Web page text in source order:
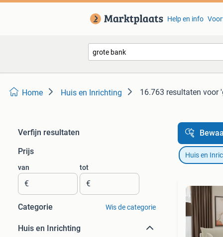
Help en info
Home Huis en Inrichting 16.763 resultaten voor
Verfijn resultaten
Prijs
van
€
tot
€
Categorie Wis de categorie
Huis en Inrichting
Huis en